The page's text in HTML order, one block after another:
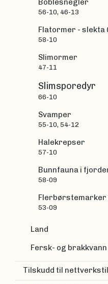
Boblesnegler
56-10, 46-13
Flatormer - slekta
58-10
Slimormer
47-11
Slimsporedyr
66-10
Svamper
55-10, 54-12
Halekrepser
57-10
Bunnfauna i
58-09
Flerbørstemarker
53-09
Land
Fersk- og brakkvann
Tilskudd til